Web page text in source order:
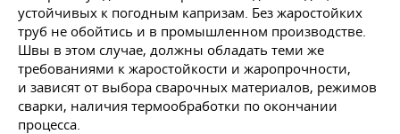
устойчивых к погодным капризам. Без жаростойких
труб не обойтись и в промышленном производстве.
Швы в этом случае, должны обладать теми же
требованиями к жаростойкости и жаропрочности,
и зависят от выбора сварочных материалов, режимов
сварки, наличия термообработки по окончании
процесса.